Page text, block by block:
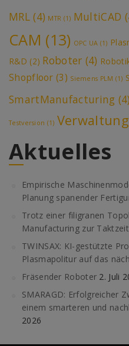
MRL(4) MTR (1) MultiCAD
CAM (13) OPC UA (1)
R&D (2) Roboter (4)
Shopfloor (3) Siemens PLM (1)
SmartManufacturing (4)
Testversion (1) Verwaltung
Aktuelles
Empirische
Planung spanender
Trotz einer filigranen
Manufacturing zur
TWINSAX: KI-gestützte
Plasmapolitur auf das
Fräsender Roboter 2. Juli
SMARAGD: Erfolgreicher
einem smarteren und
2026